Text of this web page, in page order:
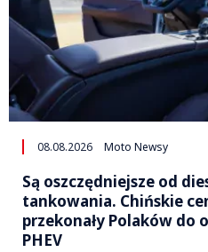
08.08.2026 Moto Newsy
Są oszczędniejsze od
tankowania. Chińskie
przekonały Polaków do
PHEV